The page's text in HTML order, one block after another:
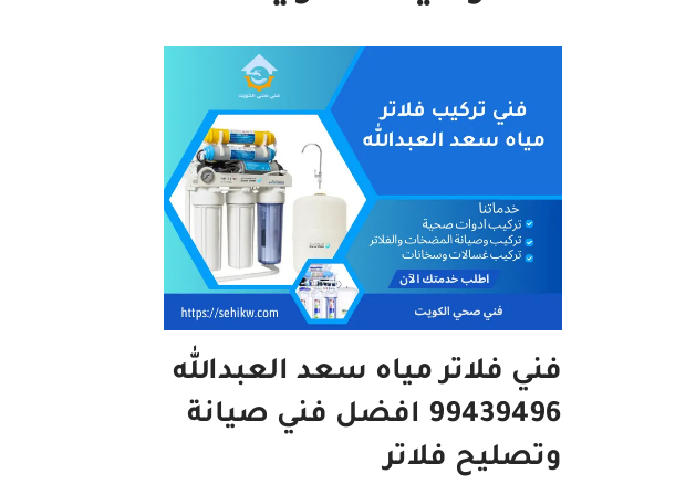
فني فلاتر مياه سعد العبدالله
99439496 افضل فني صيانة
وتصليح فلاتر